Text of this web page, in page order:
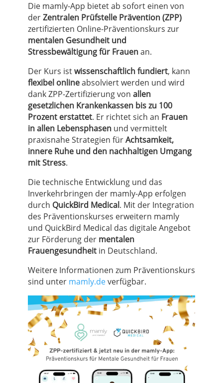
Die mamly-App bietet ab sofort einen von
derZentralen Prüfstelle Prävention (ZPP)
zertifizierten Online-Präventionskurs zur
mentalen Gesundheit und
Stressbewältigung für Frauenan.
Der Kurs istwissenschaftlich fundiert, kann
flexibel onlineabsolviert werden und wird
dank ZPP-Zertifizierung von allen
gesetzlichen Krankenkassen bis zu 100
Prozent erstattet. Er richtet sich an Frauen
in allen Lebensphasen und vermittelt
praxisnahe Strategien fürAchtsamkeit,
innere Ruhe und den nachhaltigen Umgang
mit Stress.
Die technische Entwicklung und das
Inverkehrbringen der mamly-App erfolgen
durch QuickBird Medical. Mit der Integration
des Präventionskurses erweitern mamly
und QuickBird Medical das digitale Angebot
zur Förderung der mentalen
Frauengesundheit in Deutschland.
Weitere Informationen zum Präventionskurs
sind unter mamly.deverfügbar.